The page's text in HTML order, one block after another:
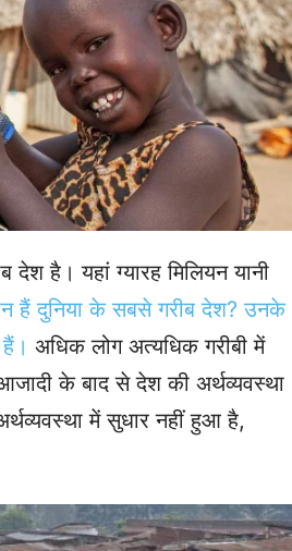
देश है। यहां ग्यारह मिलियन यानी
दुनिया के सबसे गरीब देश? उनके
अधिक लोग अत्यधिक गरीबी में
के बाद से देश की अर्थव्यवस्था
में सुधार नहीं हुआ है,